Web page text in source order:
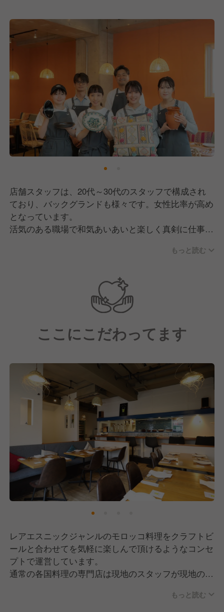
店舗スタッフは、20代～30代のスタッフで構成され
ており、バックグランドも様々です。女性比率が高め
となっています。
活気のある職場で和気あいあいと楽しく真剣に仕事を
もっと読む
ここにこだわってます
レアエスニックジャンルのモロッコ料理をクラフトビ
ールと合わせてを気軽に楽しんで頂けるようなコンセ
プトで運営しています。
通常の各国料理の専門店は現地のスタッフが現地のよ
りずらいことが多いと思いますが、当店は女性一人で
もっと読む